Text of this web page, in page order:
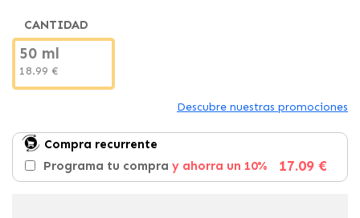
CANTIDAD
50 ml
18.99 €
Descubre nuestras promociones
Compra recurrente
Programa tu compra y ahorra un 10% 17.09 €